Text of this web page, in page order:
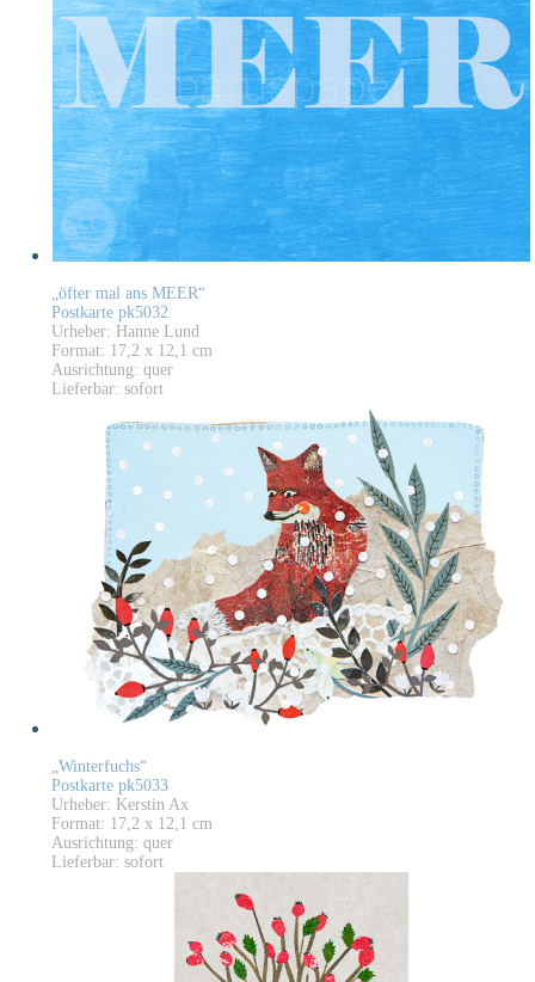
„öfter mal ans MEER“
Postkarte pk5032
Urheber: Hanne Lund
Format: 17,2 x 12,1 cm
Ausrichtung: quer
Lieferbar: sofort
„Winterfuchs“
Postkarte pk5033
Urheber: Kerstin Ax
Format: 17,2 x 12,1 cm
Ausrichtung: quer
Lieferbar: sofort